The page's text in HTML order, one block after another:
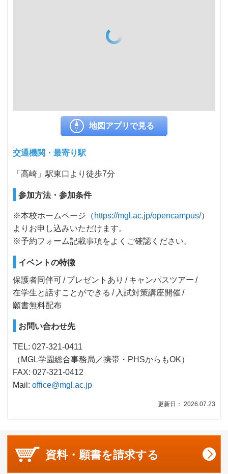
地図アプリで見る
交通機関・最寄り駅
「高崎」駅東口より徒歩7分
参加方法・参加条件
※本校ホームページ（ https://mgl.ac.jp/opencampus/）
よりお申し込みいただけます。
※予約フォーム記載事項をよくご確認ください。
イベントの特徴
保護者同伴可
プレゼントあり
キャンパスツアー
在学生と話すことができる
入試対策講座開催
願書無料配布
お問い合わせ先
TEL: 027-321-0411
（MGL学園総合事務局／携帯・PHSからもOK）
FAX: 027-321-0412
Mail: office@mgl.ac.jp
更新日： 2026.07.23
資料・願書を請求する